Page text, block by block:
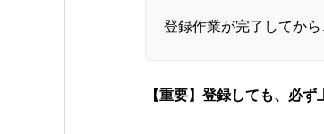
登録作業が完了してか
【重要】登録しても、必